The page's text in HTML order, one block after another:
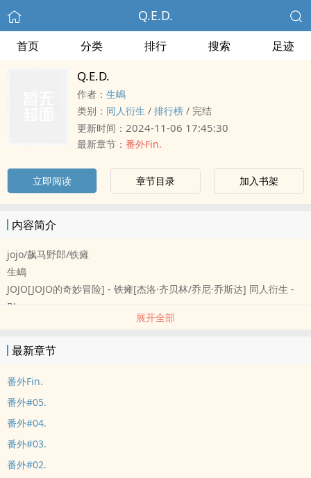
Q.E.D.
首页 分类 排行 搜索 足迹
Q.E.D.
作者： 生嶋
类别： ‌‌‍同‌人‎‍衍生 / 排行榜 / 完结
更新时间： 2024-11-06 17:45:30
最新章节： 番外Fin.
立即阅读 章节目录 加入书架
内容简介
jojo/飙马野郎/铁瘫
生嶋
JOJO[JOJO的奇妙冒险] - 铁瘫[杰洛·齐贝林/乔尼·乔斯达] ‌‌‍同‌人‎‍衍生 -
BL
展开全部
最新章节
番外Fin.
番外#05.
番外#04.
番外#03.
番外#02.